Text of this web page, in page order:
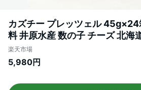
カズチー プレッツェル 45g×24
料 井原水産 数の子 チーズ 北海
ージュ 燻製 おすすめ おいしい
原水産 お取り寄せ 物産展 ギフト
楽天市場
5,980円